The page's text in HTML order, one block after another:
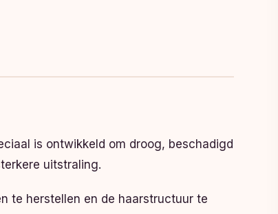
is ontwikkeld om droog, beschadigd
uitstraling.
te herstellen en de haarstructuur te